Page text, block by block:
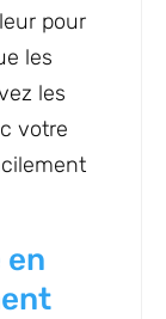
pour
les
les
votre
en